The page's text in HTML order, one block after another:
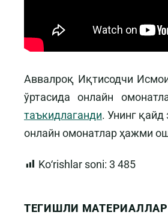
Аввалроқ Иқтисодчи
ўртасида онлайн
таъкидлаганди. Унинг
онлайн омонатлар ҳажми
Koʻrishlar soni: 3 485
ТЕГИШЛИ МАТЕРИАЛЛАР